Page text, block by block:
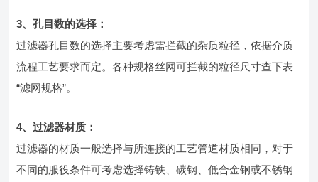
3、孔目数的选择：
过滤器孔目数的选择主要考虑需拦截的杂质粒径，依据介质
流程工艺要求而定。各种规格丝网可拦截的粒径尺寸查下表
“滤网规格”。
4、过滤器材质：
过滤器的材质一般选择与所连接的工艺管道材质相同，对于
不同的服役条件可考虑选择铸铁、碳钢、低合金钢或不锈钢